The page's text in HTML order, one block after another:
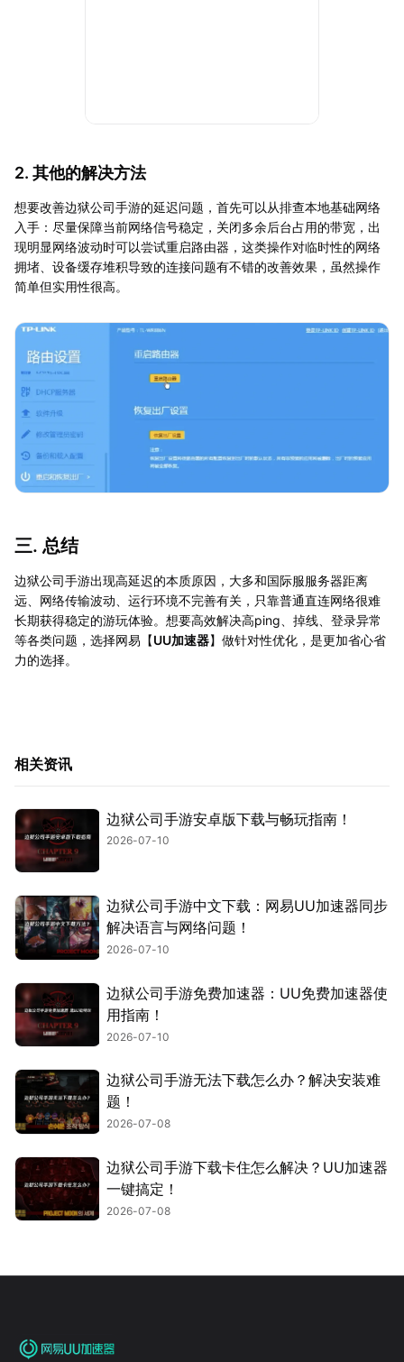
2. 其他的解决方法
想要改善边狱公司手游的延迟问题，首先可以从排查本地基础网络
入手：尽量保障当前网络信号稳定，关闭多余后台占用的带宽，出
现明显网络波动时可以尝试重启路由器，这类操作对临时性的网络
拥堵、设备缓存堆积导致的连接问题有不错的改善效果，虽然操作
简单但实用性很高。
三. 总结
边狱公司手游出现高延迟的本质原因，大多和国际服服务器距离
远、网络传输波动、运行环境不完善有关，只靠普通直连网络很难
长期获得稳定的游玩体验。想要高效解决高ping、掉线、登录异常
等各类问题，选择网易【UU加速器】做针对性优化，是更加省心省
力的选择。
相关资讯
边狱公司手游安卓版下载与畅玩指南！
2026-07-10
边狱公司手游中文下载：网易UU加速器同步
解决语言与网络问题！
2026-07-10
边狱公司手游免费加速器：UU免费加速器使
用指南！
2026-07-10
边狱公司手游无法下载怎么办？解决安装难
题！
2026-07-08
边狱公司手游下载卡住怎么解决？UU加速器
一键搞定！
2026-07-08